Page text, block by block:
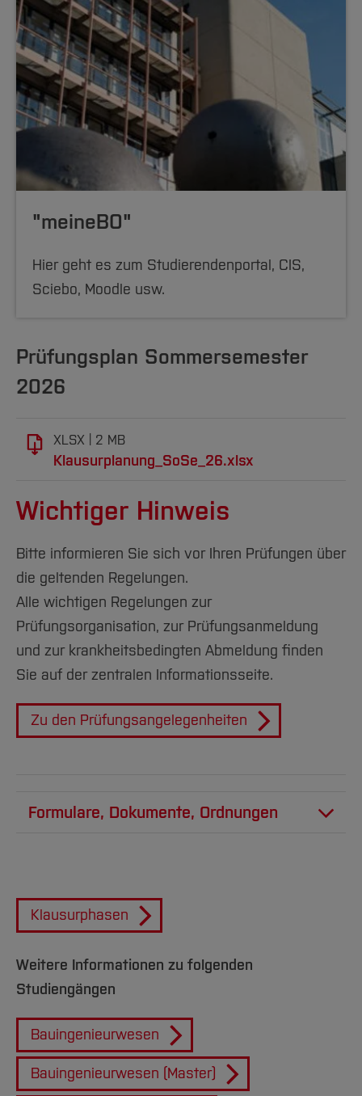
"meineBO"
Hier geht es zum Studierendenportal, CIS,
Sciebo, Moodle usw.
Prüfungsplan Sommersemester
2026
XLSX 2 MB
Klausurplanung_SoSe_26.xlsx
Wichtiger Hinweis
Bitte informieren Sie sich vor Ihren Prüfungen über
die geltenden Regelungen.
Alle wichtigen Regelungen zur
Prüfungsorganisation, zur Prüfungsanmeldung
und zur krankheitsbedingten Abmeldung finden
Sie auf der zentralen Informationsseite.
Zu den Prüfungsangelegenheiten
Formulare, Dokumente, Ordnungen
B & U
Formular_Anerkennungsantrag_Stand_
01.25_01.pdf
Allgemeine Formulare und Ordnungen
Klausurphasen
Weitere Informationen zu folgenden
Studiengängen
Bauingenieurwesen
Bauingenieurwesen (Master)